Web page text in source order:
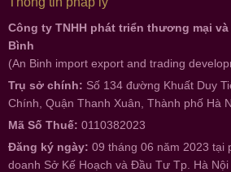
Công ty TNHH phát triển thương mại
Bình
(An Binh import export and trading
Trụ sở chính: Số 134 đường Khuất Duy
Chính, Quận Thanh Xuân, Thành phố Hà
Mã Số Thuế: 0110382023
Đăng ký ngày: 09 tháng 06 năm 2023 tại
doanh Sở Kế Hoạch và Đầu Tư Tp. Hà Nội